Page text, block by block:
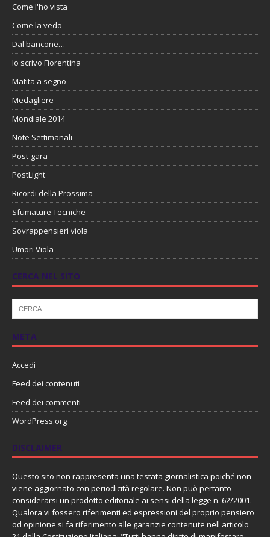
Come l'ho vista
Come la vedo
Dal bancone…
Io scrivo Fiorentina
Matita a segno
Medagliere
Mondiale 2014
Note Settimanali
Post-gara
PostLight
Ricordi della Prossima
Sfumature Tecniche
Sovrappensieri viola
Umori Viola
CERCA NEL SITO
META
Accedi
Feed dei contenuti
Feed dei commenti
WordPress.org
DISCLAIMER
Questo sito non rappresenta una testata giornalistica poiché non
viene aggiornato con periodicità regolare. Non può pertanto
considerarsi un prodotto editoriale ai sensi della legge n. 62/2001.
Qualora vi fossero riferimenti ed espressioni del proprio pensiero
od opinione si fa riferimento alle garanzie contenute nell'articolo